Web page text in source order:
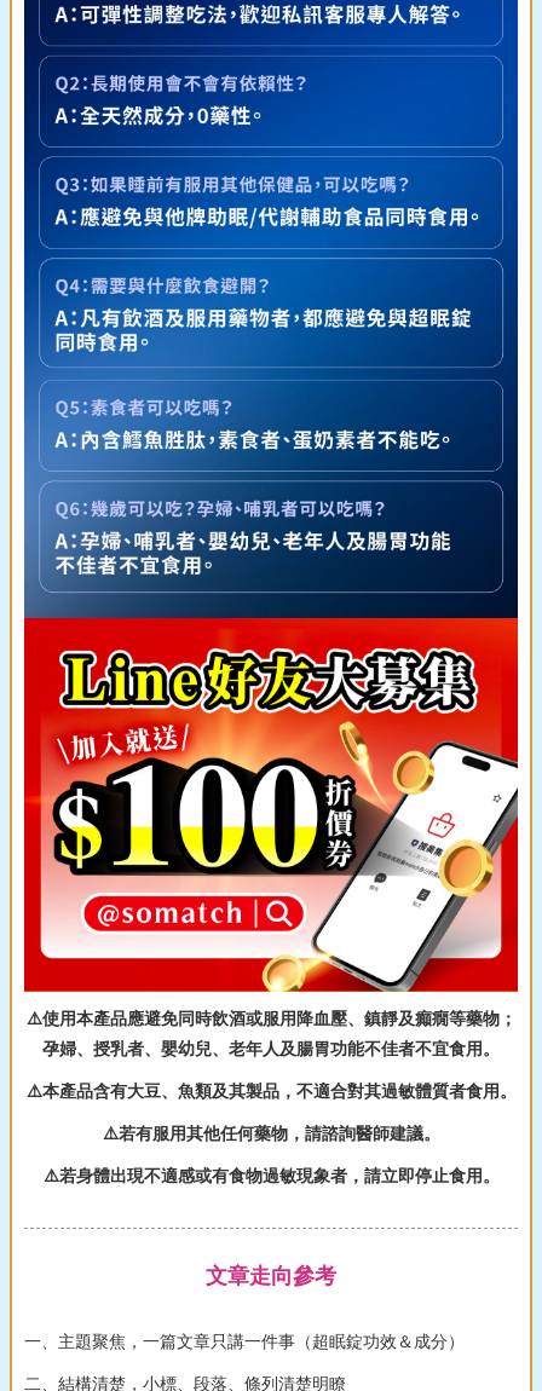
⚠️使用本產品應避免同時飲酒或服用降血壓、鎮靜及癲癇等藥物；
孕婦、授乳者、嬰幼兒、老年人及腸胃功能不佳者不宜食用。
⚠️本產品含有大豆、魚類及其製品，不適合對其過敏體質者食用。
⚠️若有服用其他任何藥物，請諮詢醫師建議。
⚠️若身體出現不適感或有食物過敏現象者，請立即停止食用。
文章走向參考
一、主題聚焦，一篇文章只講一件事（超眠錠功效＆成分）
二、結構清楚，小標、段落、條列清楚明瞭